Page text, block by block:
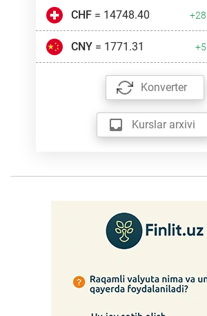
CHF= 14748.40
CNY= 1771.31
Konverter
Kurslar arxivi